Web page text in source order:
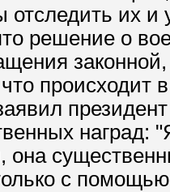
их и
решение о
происходит
наград:
она
с